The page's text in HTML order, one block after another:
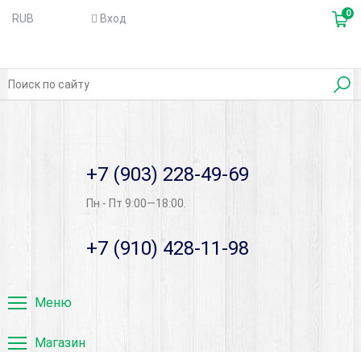
RUB Вход 0
+7 (903) 228-49-69
Пн - Пт 9:00—18:00.
+7 (910) 428-11-98
Меню
Магазин